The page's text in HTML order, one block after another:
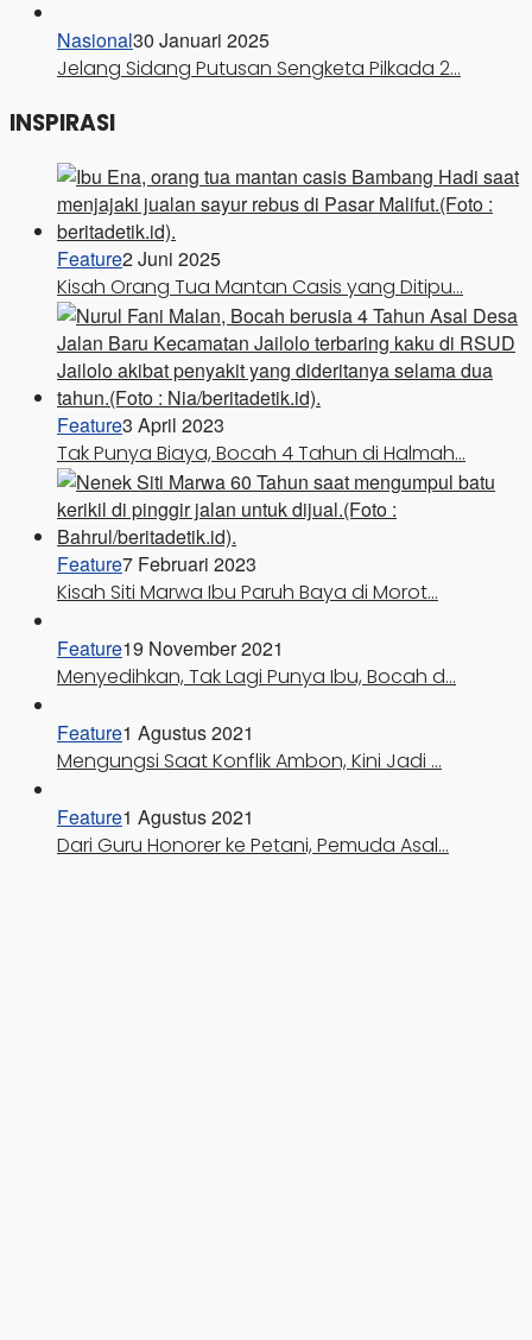
Nasional30 Januari 2025
Jelang Sidang Putusan Sengketa Pilkada 2…
INSPIRASI
Feature2 Juni 2025
Kisah Orang Tua Mantan Casis yang Ditipu…
Feature3 April 2023
Tak Punya Biaya, Bocah 4 Tahun di Halmah…
Feature7 Februari 2023
Kisah Siti Marwa Ibu Paruh Baya di Morot…
Feature19 November 2021
Menyedihkan, Tak Lagi Punya Ibu, Bocah d…
Feature1 Agustus 2021
Mengungsi Saat Konflik Ambon, Kini Jadi …
Feature1 Agustus 2021
Dari Guru Honorer ke Petani, Pemuda Asal…